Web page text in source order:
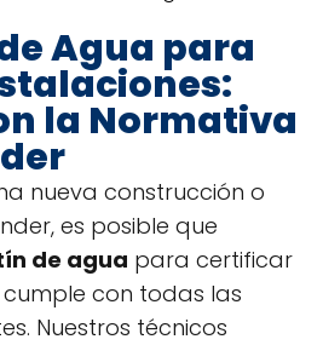
Agua para
la Normativa
nueva construcción o
es posible que
de agua para certificar
con todas las
Nuestros técnicos